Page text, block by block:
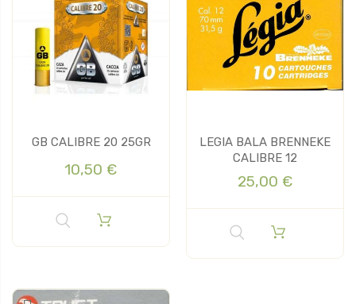
GB CALIBRE 20 25GR
10,50 €
LEGIA BALA BRENNEKE
CALIBRE 12
25,00 €